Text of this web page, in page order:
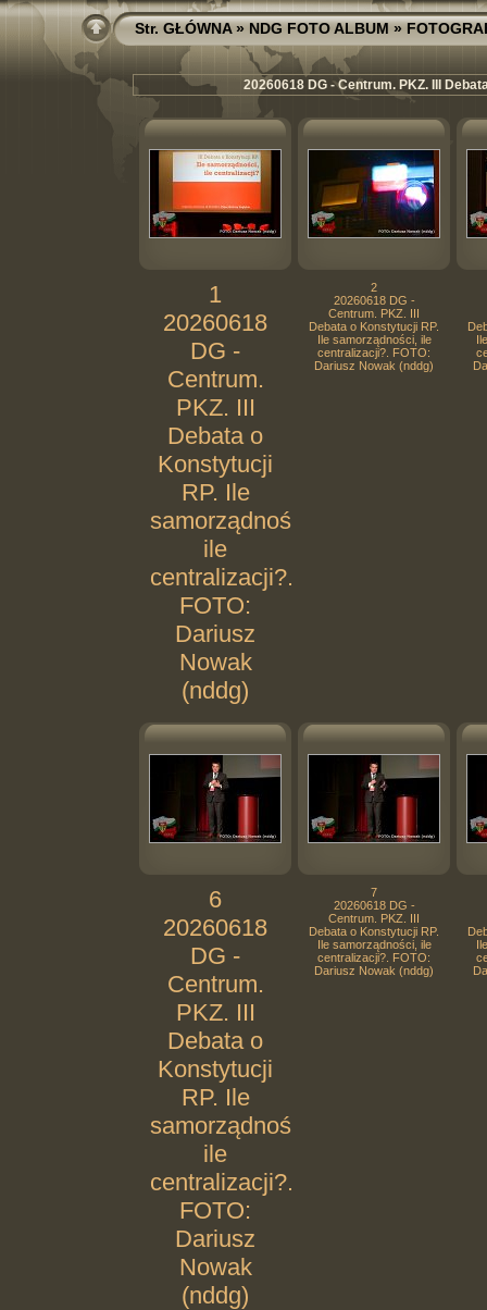
Str. GŁÓWNA»NDG FOTO ALBUM»
20260618 DG - Centrum. PKZ. III
1
20260618
DG -
Centrum.
PKZ. III
Debata o
Konstytucji
RP. Ile
samorządności,
ile
centralizacji?.
FOTO:
Dariusz
Nowak
(nddg)
2
20260618 DG -
Centrum. PKZ. III
Debata o Konstytucji RP.
Ile samorządności, ile
centralizacji?. FOTO:
Dariusz Nowak (nddg)
6
20260618
DG -
Centrum.
PKZ. III
Debata o
Konstytucji
RP. Ile
samorządności,
ile
centralizacji?.
FOTO:
Dariusz
Nowak
(nddg)
7
20260618 DG -
Centrum. PKZ. III
Debata o Konstytucji RP.
Ile samorządności, ile
centralizacji?. FOTO:
Dariusz Nowak (nddg)